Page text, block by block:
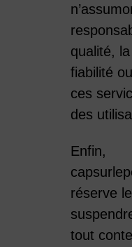
qualité,
fiabilité
ces
des
Enfin,
réserve
tout